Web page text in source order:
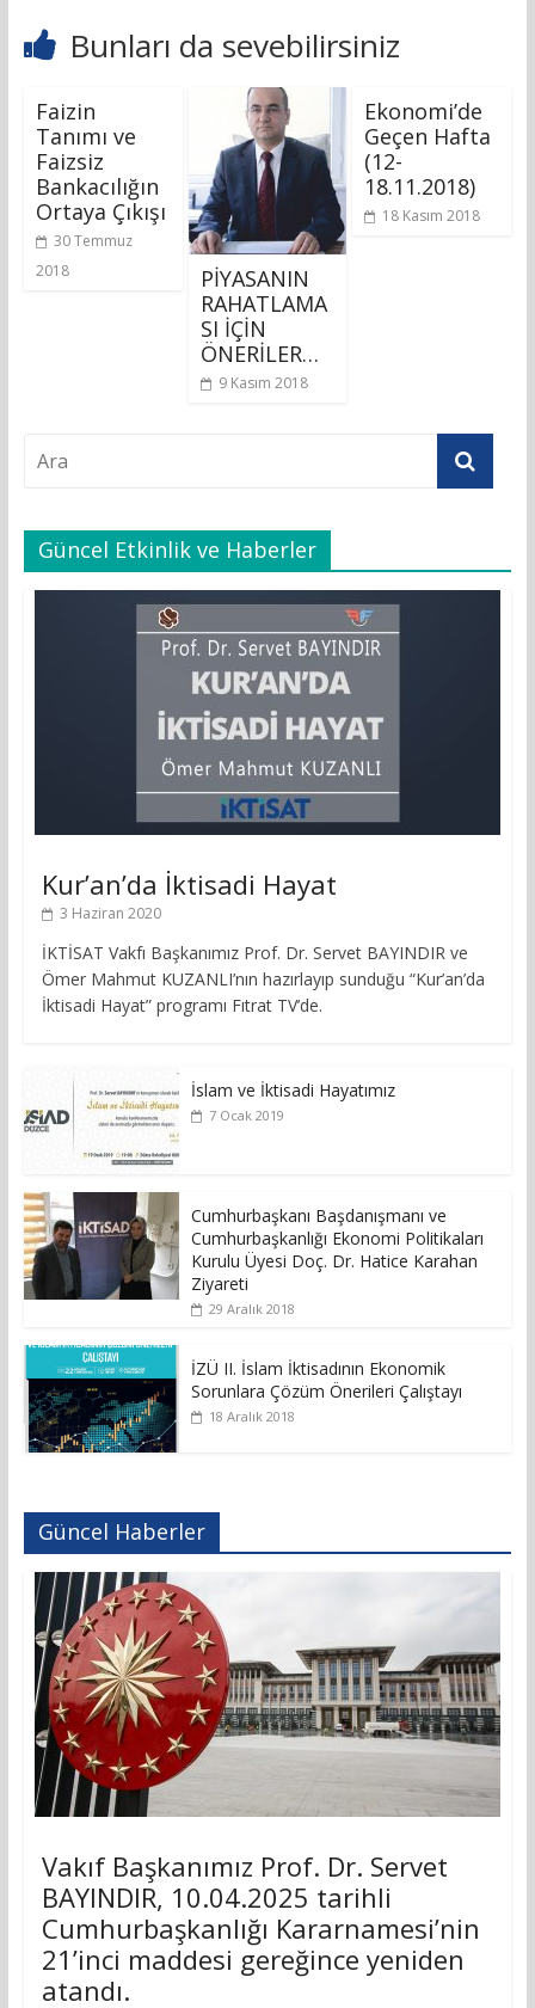
Bunları da sevebilirsiniz
Faizin
Tanımı ve
Faizsiz
Bankacılığın
Ortaya Çıkışı
30 Temmuz
2018
PİYASANIN
RAHATLAMA
SI İÇİN
ÖNERİLER…
9 Kasım 2018
Ekonomi’de
Geçen Hafta
(12-
18.11.2018)
18 Kasım 2018
Güncel Etkinlik ve Haberler
Kur’an’da İktisadi Hayat
3 Haziran 2020
İKTİSAT Vakfı Başkanımız Prof. Dr. Servet BAYINDIR ve
Ömer Mahmut KUZANLI’nın hazırlayıp sunduğu “Kur’an’da
İktisadi Hayat” programı Fıtrat TV’de.
İslam ve İktisadi Hayatımız
7 Ocak 2019
Cumhurbaşkanı Başdanışmanı ve
Cumhurbaşkanlığı Ekonomi Politikaları
Kurulu Üyesi Doç. Dr. Hatice Karahan
Ziyareti
29 Aralık 2018
İZÜ II. İslam İktisadının Ekonomik
Sorunlara Çözüm Önerileri Çalıştayı
18 Aralık 2018
Güncel Haberler
Vakıf Başkanımız Prof. Dr. Servet
BAYINDIR, 10.04.2025 tarihli
Cumhurbaşkanlığı Kararnamesi’nin
21’inci maddesi gereğince yeniden
atandı.